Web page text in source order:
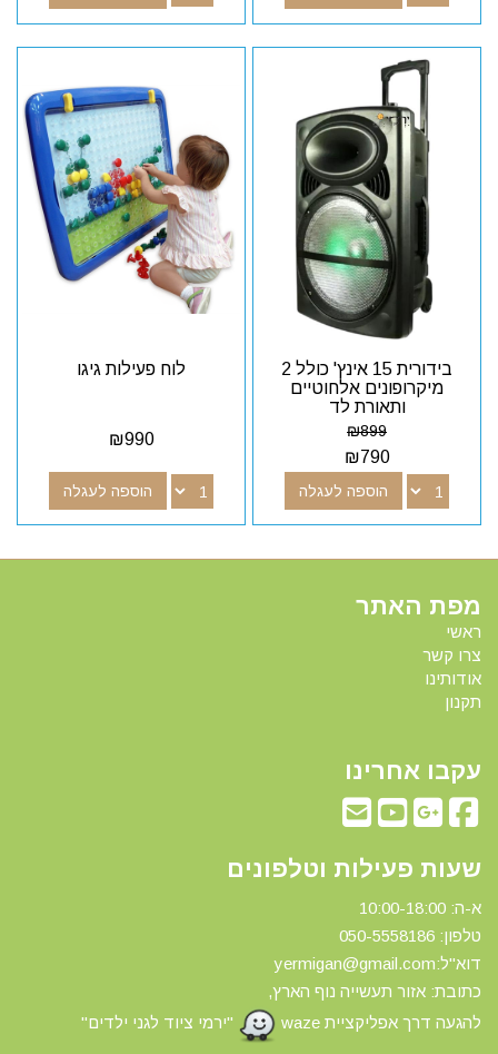
בידורית 15 אינץ' כולל 2
מיקרופונים אלחוטיים
ותאורת לד
₪899
₪790
הוספה לעגלה
לוח פעילות גיגו
₪990
הוספה לעגלה
מפת האתר
ראשי
צרו קשר
אודותינו
תקנון
עקבו אחרינו
שעות פעילות וטלפונים
א-ה: 10:00-18:00
טלפון: 0 50-5558186
דוא"ל:yermigan@gmail.com
כתובת: אזור תעשייה נוף הארץ,
להגעה דרך אפליקציית waze
"ירמי ציוד לגני ילדים"